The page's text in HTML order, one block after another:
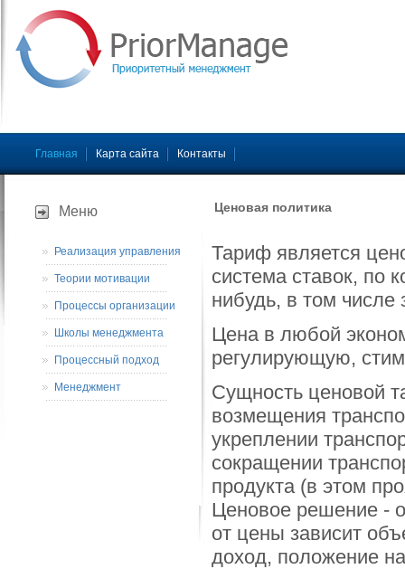
Главная Карта сайта Контакты
Ценовая политика
Тариф является
система ставок, по
нибудь, в том числе
Цена в любой
регулирующую,
Сущность ценовой
возмещения
укреплении
сокращении
продукта (в этом
Ценовое решение -
от цены зависит
доход, положение
Меню
Реализация управления
Теории мотивации
Процессы организации
Школы менеджмента
Процессный подход
Менеджмент